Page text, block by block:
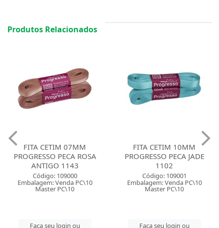
Produtos Relacionados
FITA CETIM 07MM
PROGRESSO PECA ROSA
ANTIGO 1143
Código: 109000
Embalagem: Venda PC\10
Master PC\10
Faça seu login ou
FITA CETIM 10MM
PROGRESSO PECA JADE
1102
Código: 109001
Embalagem: Venda PC\10
Master PC\10
Faça seu login ou